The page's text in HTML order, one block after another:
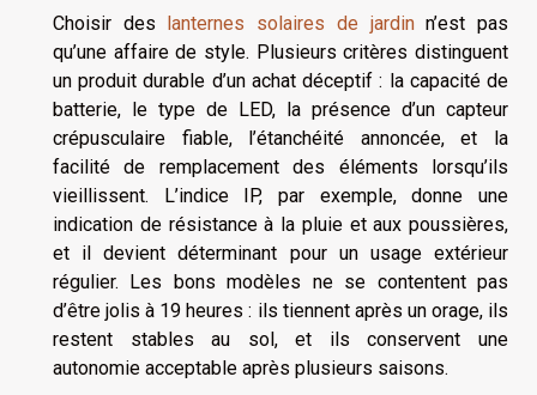
Choisir des lanternes solaires de jardinn’est pas
qu’une affaire de style. Plusieurs critères distinguent
un produit durable d’un achat déceptif : la capacité de
batterie, le type de LED, la présence d’un capteur
crépusculaire fiable, l’étanchéité annoncée, et la
facilité de remplacement des éléments lorsqu’ils
vieillissent. L’indice IP, par exemple, donne une
indication de résistance à la pluie et aux poussières,
et il devient déterminant pour un usage extérieur
régulier. Les bons modèles ne se contentent pas
d’être jolis à 19 heures : ils tiennent après un orage, ils
restent stables au sol, et ils conservent une
autonomie acceptable après plusieurs saisons.